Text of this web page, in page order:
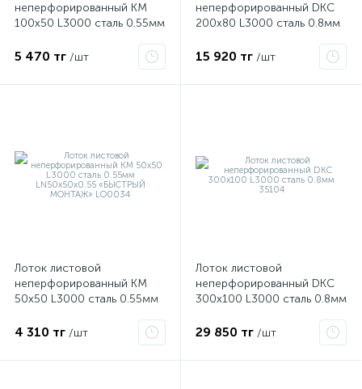
неперфорированный КМ
100х50 L3000 сталь 0.55мм
МОНТАЖ» LO0004
5 470 тг /шт
неперфорированный DKC
200х80 L3000 сталь 0.8мм
15 920 тг /шт
Лоток листовой
неперфорированный КМ
50х50 L3000 сталь 0.55мм
МОНТАЖ» LO0034
4 310 тг /шт
Лоток листовой
неперфорированный DKC
300х100 L3000 сталь 0.8мм
29 850 тг /шт